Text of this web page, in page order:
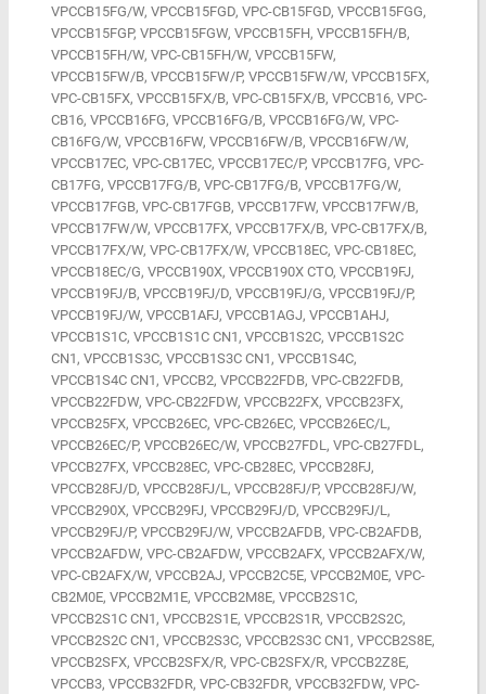
VPCCB15FG/W, VPCCB15FGD, VPC-CB15FGD, VPCCB15FGG,
VPCCB15FGP, VPCCB15FGW, VPCCB15FH, VPCCB15FH/B,
VPCCB15FH/W, VPC-CB15FH/W, VPCCB15FW,
VPCCB15FW/B, VPCCB15FW/P, VPCCB15FW/W, VPCCB15FX,
VPC-CB15FX, VPCCB15FX/B, VPC-CB15FX/B, VPCCB16, VPC-
CB16, VPCCB16FG, VPCCB16FG/B, VPCCB16FG/W, VPC-
CB16FG/W, VPCCB16FW, VPCCB16FW/B, VPCCB16FW/W,
VPCCB17EC, VPC-CB17EC, VPCCB17EC/P, VPCCB17FG, VPC-
CB17FG, VPCCB17FG/B, VPC-CB17FG/B, VPCCB17FG/W,
VPCCB17FGB, VPC-CB17FGB, VPCCB17FW, VPCCB17FW/B,
VPCCB17FW/W, VPCCB17FX, VPCCB17FX/B, VPC-CB17FX/B,
VPCCB17FX/W, VPC-CB17FX/W, VPCCB18EC, VPC-CB18EC,
VPCCB18EC/G, VPCCB190X, VPCCB190X CTO, VPCCB19FJ,
VPCCB19FJ/B, VPCCB19FJ/D, VPCCB19FJ/G, VPCCB19FJ/P,
VPCCB19FJ/W, VPCCB1AFJ, VPCCB1AGJ, VPCCB1AHJ,
VPCCB1S1C, VPCCB1S1C CN1, VPCCB1S2C, VPCCB1S2C
CN1, VPCCB1S3C, VPCCB1S3C CN1, VPCCB1S4C,
VPCCB1S4C CN1, VPCCB2, VPCCB22FDB, VPC-CB22FDB,
VPCCB22FDW, VPC-CB22FDW, VPCCB22FX, VPCCB23FX,
VPCCB25FX, VPCCB26EC, VPC-CB26EC, VPCCB26EC/L,
VPCCB26EC/P, VPCCB26EC/W, VPCCB27FDL, VPC-CB27FDL,
VPCCB27FX, VPCCB28EC, VPC-CB28EC, VPCCB28FJ,
VPCCB28FJ/D, VPCCB28FJ/L, VPCCB28FJ/P, VPCCB28FJ/W,
VPCCB290X, VPCCB29FJ, VPCCB29FJ/D, VPCCB29FJ/L,
VPCCB29FJ/P, VPCCB29FJ/W, VPCCB2AFDB, VPC-CB2AFDB,
VPCCB2AFDW, VPC-CB2AFDW, VPCCB2AFX, VPCCB2AFX/W,
VPC-CB2AFX/W, VPCCB2AJ, VPCCB2C5E, VPCCB2M0E, VPC-
CB2M0E, VPCCB2M1E, VPCCB2M8E, VPCCB2S1C,
VPCCB2S1C CN1, VPCCB2S1E, VPCCB2S1R, VPCCB2S2C,
VPCCB2S2C CN1, VPCCB2S3C, VPCCB2S3C CN1, VPCCB2S8E,
VPCCB2SFX, VPCCB2SFX/R, VPC-CB2SFX/R, VPCCB2Z8E,
VPCCB3, VPCCB32FDR, VPC-CB32FDR, VPCCB32FDW, VPC-